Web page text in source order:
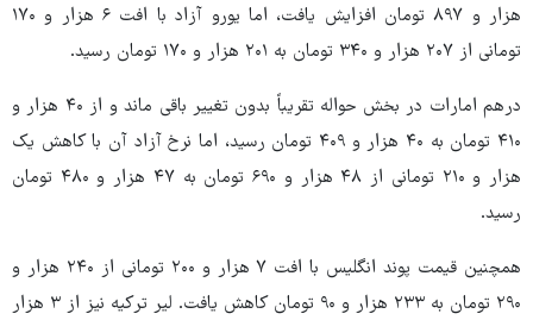
هزار و ۸۹۷ تومان افزایش یافت، اما یورو آزاد با افت ۶ هزار و ۱۷۰
تومانی از ۲۰۷ هزار و ۳۴۰ تومان به ۲۰۱ هزار و ۱۷۰ تومان رسید.
درهم امارات در بخش حواله تقریباً بدون تغییر باقی ماند و از ۴۰ هزار و
۴۱۰ تومان به ۴۰ هزار و ۴۰۹ تومان رسید، اما نرخ آزاد آن با کاهش یک
هزار و ۲۱۰ تومانی از ۴۸ هزار و ۶۹۰ تومان به ۴۷ هزار و ۴۸۰ تومان
رسید.
همچنین قیمت پوند انگلیس با افت ۷ هزار و ۲۰۰ تومانی از ۲۴۰ هزار و
۲۹۰ تومان به ۲۳۳ هزار و ۹۰ تومان کاهش یافت. لیر ترکیه نیز از ۳ هزار